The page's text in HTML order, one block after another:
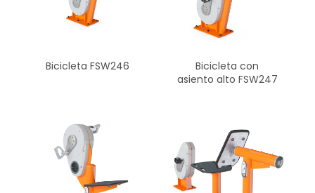
Bicicleta FSW246
Bicicleta con
asiento alto FSW247